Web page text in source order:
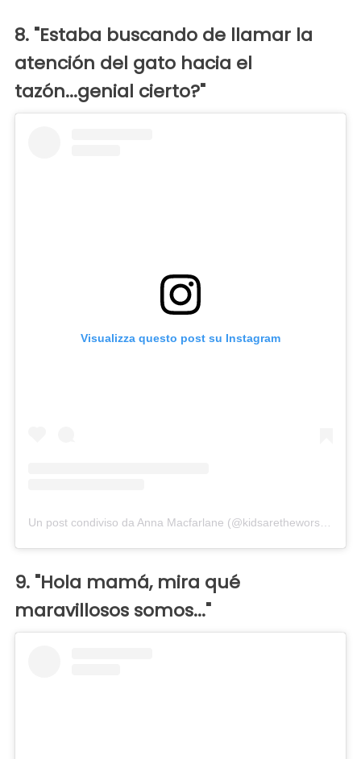
8. "Estaba buscando de llamar la
atención del gato hacia el
tazón...genial cierto?"
Visualizza questo post su Instagram
9. "Hola mamá, mira qué
maravillosos somos..."